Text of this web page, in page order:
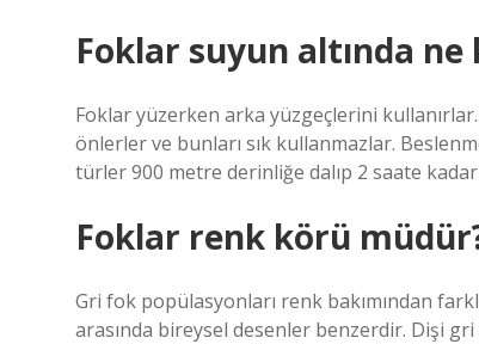
Foklar suyun altında
Foklar yüzerken arka yüzgeçlerini
önlerler ve bunları sık kullanmazlar.
türler 900 metre derinliğe dalıp 2 saate
Foklar renk körü
Gri fok popülasyonları renk bakımından
arasında bireysel desenler benzerdir. Dişi